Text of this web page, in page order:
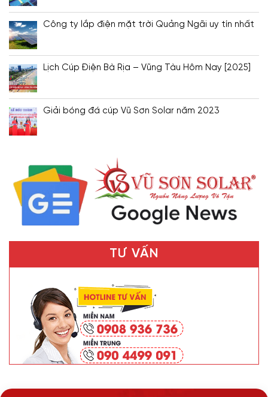
Công ty lắp điện mặt trời Quảng Ngãi uy tín nhất
Lịch Cúp Điện Bà Rịa – Vũng Tàu Hôm Nay [2025]
Giải bóng đá cúp Vũ Sơn Solar năm 2023
TƯ VẤN